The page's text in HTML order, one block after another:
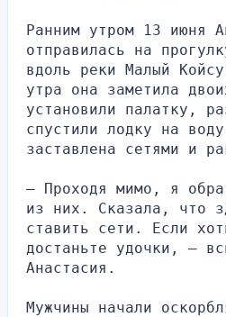
Ранним утром 13 июня
отправилась на
вдоль реки Малый
утра она заметила
установили палатку,
спустили лодку на
заставлена сетями и
— Проходя мимо, я
из них. Сказала, что
ставить сети. Если
достаньте удочки, —
Анастасия.
Мужчины начали